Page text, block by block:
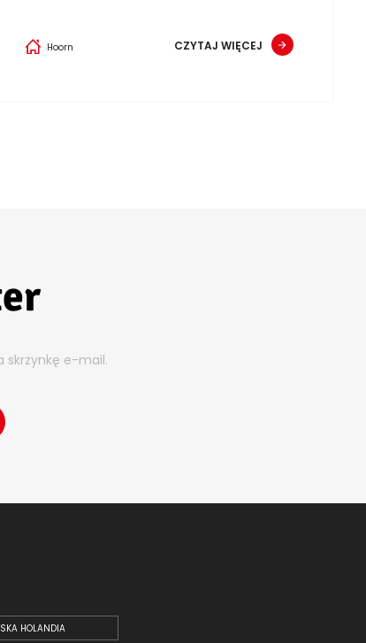
Hoorn CZYTAJ WIĘCEJ
skrzynkę e-mail.
HOLANDIA